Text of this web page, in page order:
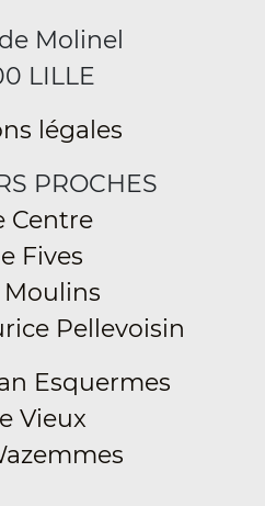
Molinel
LILLE
légales
PROCHES
Centre
Fives
Moulins
Pellevoisin
Esquermes
Vieux